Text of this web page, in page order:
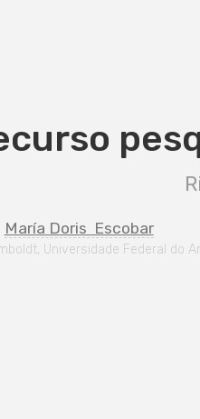
María Doris  Escobar
Universidade Federal do